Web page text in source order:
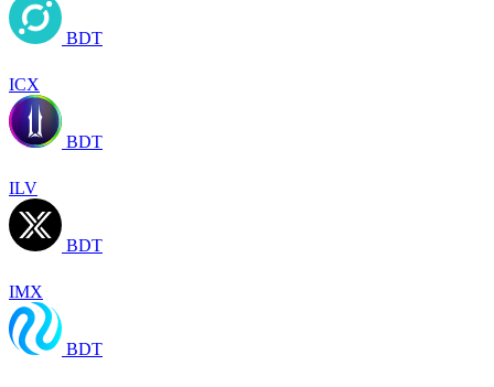
BDT
ICX
BDT
ILV
BDT
IMX
BDT